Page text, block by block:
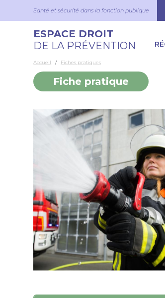
Santé et sécurité dans la fonction publique
ESPACE DROIT
DE LA PRÉVENTION
Accueil Fiches pratiques
Fiche pratique